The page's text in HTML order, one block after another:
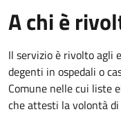
A chi è
Il servizio è rivolto agli
degenti in ospedali o
Comune nelle cui liste
che attesti la volontà